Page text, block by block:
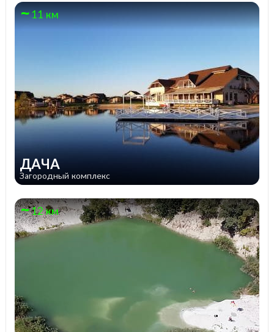
11 км
ДАЧА
Загородный комплекс
12 км